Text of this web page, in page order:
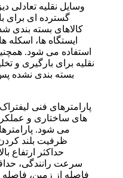
گسترده ای برای
کالاهای بسته بندی
ایستگاه ها، اسکله
استفاده می شود.
نقلیه برای بارگیری و
بسته بندی نشده پس
پارامترهای فنی
های ساختاری و
می شود.
ظرفیت بلند
حداکثر ارتفاع
سرعت رانندگی،
فاصله از زمین،